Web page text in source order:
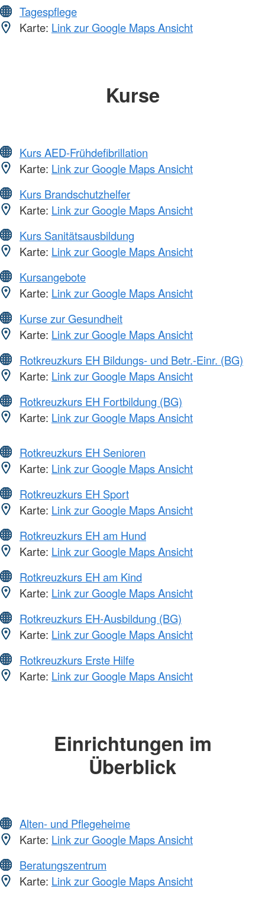
Tagespflege
Karte: Link zur Google Maps Ansicht
Kurse
Kurs AED-Frühdefibrillation
Karte: Link zur Google Maps Ansicht
Kurs Brandschutzhelfer
Karte: Link zur Google Maps Ansicht
Kurs Sanitätsausbildung
Karte: Link zur Google Maps Ansicht
Kursangebote
Karte: Link zur Google Maps Ansicht
Kurse zur Gesundheit
Karte: Link zur Google Maps Ansicht
Rotkreuzkurs EH Bildungs- und Betr.-Einr. (BG)
Karte: Link zur Google Maps Ansicht
Rotkreuzkurs EH Fortbildung (BG)
Karte: Link zur Google Maps Ansicht
Rotkreuzkurs EH Senioren
Karte: Link zur Google Maps Ansicht
Rotkreuzkurs EH Sport
Karte: Link zur Google Maps Ansicht
Rotkreuzkurs EH am Hund
Karte: Link zur Google Maps Ansicht
Rotkreuzkurs EH am Kind
Karte: Link zur Google Maps Ansicht
Rotkreuzkurs EH-Ausbildung (BG)
Karte: Link zur Google Maps Ansicht
Rotkreuzkurs Erste Hilfe
Karte: Link zur Google Maps Ansicht
Einrichtungen im
Überblick
Alten- und Pflegeheime
Karte: Link zur Google Maps Ansicht
Beratungszentrum
Karte: Link zur Google Maps Ansicht